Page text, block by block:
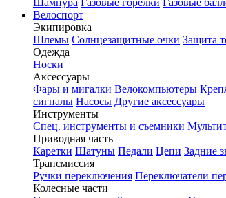
Шампура Газовые горелки Газовые
Велоспорт
Экипировка
Шлемы Солнцезащитные очки Защита
Одежда
Носки
Аксессуары
Фары и мигалки Велокомпьютеры
сигналы Насосы Другие аксессуары
Инструменты
Спец. инструменты и съемники
Приводная часть
Каретки Шатуны Педали Цепи Задние
Трансмиссия
Ручки переключения Переключатели
Колесные части